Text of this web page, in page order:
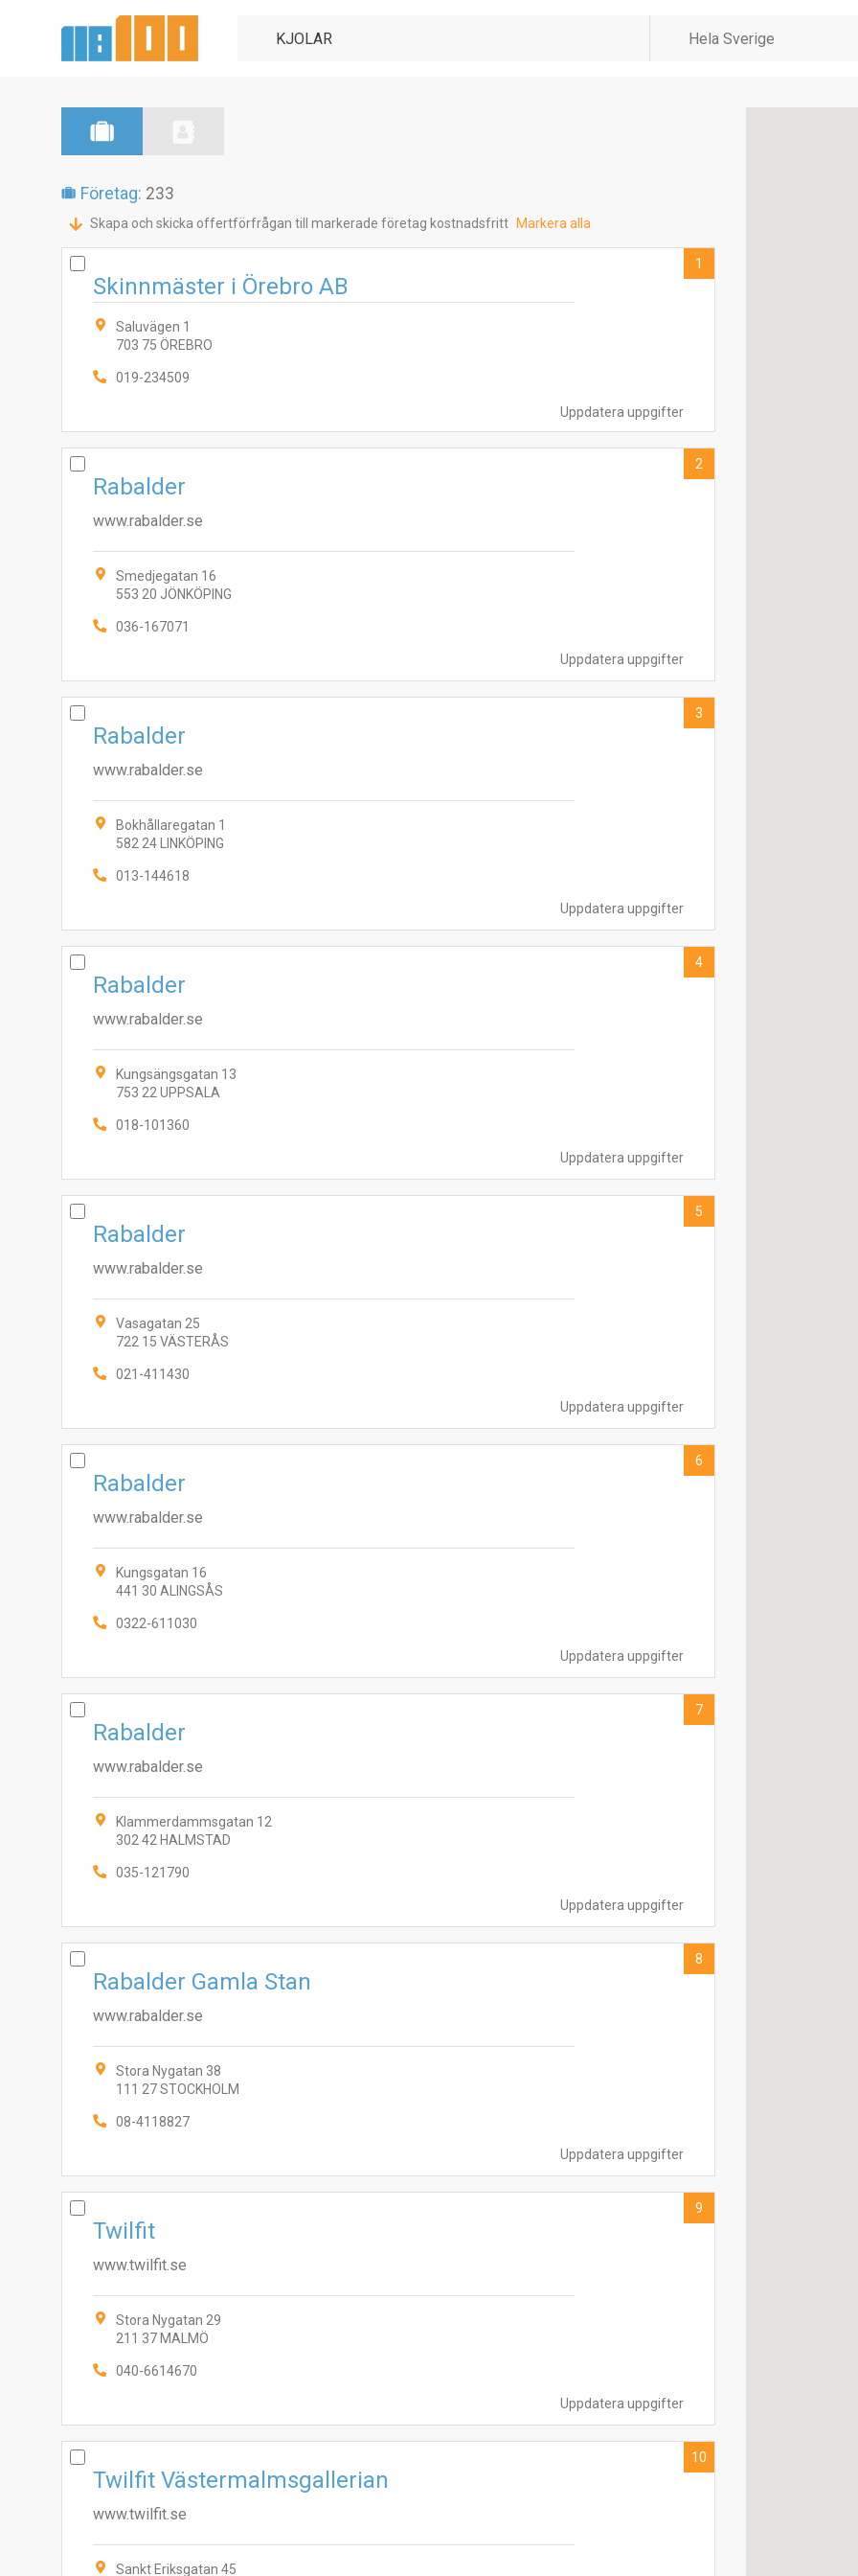
Företag: 233
Skapa och skicka offertförfrågan till markerade företag kostnadsfritt Markera alla
Uppdatera uppgifter
Skinnmäster i Örebro AB
Saluvägen 1
703 75 ÖREBRO
019-234509
1
Uppdatera uppgifter
Rabalder
www.rabalder.se
Smedjegatan 16
553 20 JÖNKÖPING
036-167071
2
Uppdatera uppgifter
Rabalder
www.rabalder.se
Bokhållaregatan 1
582 24 LINKÖPING
013-144618
3
Uppdatera uppgifter
Rabalder
www.rabalder.se
Kungsängsgatan 13
753 22 UPPSALA
018-101360
4
Uppdatera uppgifter
Rabalder
www.rabalder.se
Vasagatan 25
722 15 VÄSTERÅS
021-411430
5
Uppdatera uppgifter
Rabalder
www.rabalder.se
Kungsgatan 16
441 30 ALINGSÅS
0322-611030
6
Uppdatera uppgifter
Rabalder
www.rabalder.se
Klammerdammsgatan 12
302 42 HALMSTAD
035-121790
7
Uppdatera uppgifter
Rabalder Gamla Stan
www.rabalder.se
Stora Nygatan 38
111 27 STOCKHOLM
08-4118827
8
Uppdatera uppgifter
Twilfit
www.twilfit.se
Stora Nygatan 29
211 37 MALMÖ
040-6614670
9
Twilfit Västermalmsgallerian
www.twilfit.se
Sankt Eriksgatan 45
10